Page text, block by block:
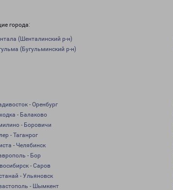
города:
(Шенталинский р-н)
(Бугульминский р-н)
- Оренбург
- Балаково
- Боровичи
- Таганрог
- Челябинск
- Бор
- Саров
- Ульяновск
- Шымкент